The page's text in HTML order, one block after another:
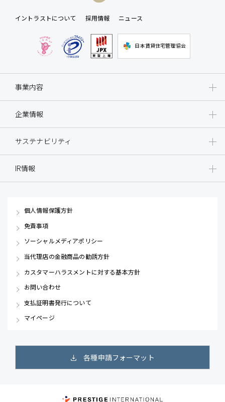
イントラストについて 採用情報 ニュース
日本賃貸住宅管理協会
事業内容
企業情報
サステナビリティ
IR情報
個人情報保護方針
免責事項
ソーシャルメディアポリシー
当代理店の金融商品の勧誘方針
カスタマーハラスメントに対する基本方針
お問い合わせ
支払証明書発行について
マイページ
各種申請フォーマット